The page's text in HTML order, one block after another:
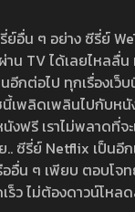
อื่น ๆ อย่าง ซีรี่ย์
น TV ได้เลยไหลลื่
กต่อไป ทุกเรื่องเว็
เพลิดเพลินไปกับห
ฟรี เราไม่พลาดที่
.. ซีรี่ย์ Netflix เป็น
น ๆ เพียบ ตอบโจท
ร็ว ไม่ต้องดาวน์โห